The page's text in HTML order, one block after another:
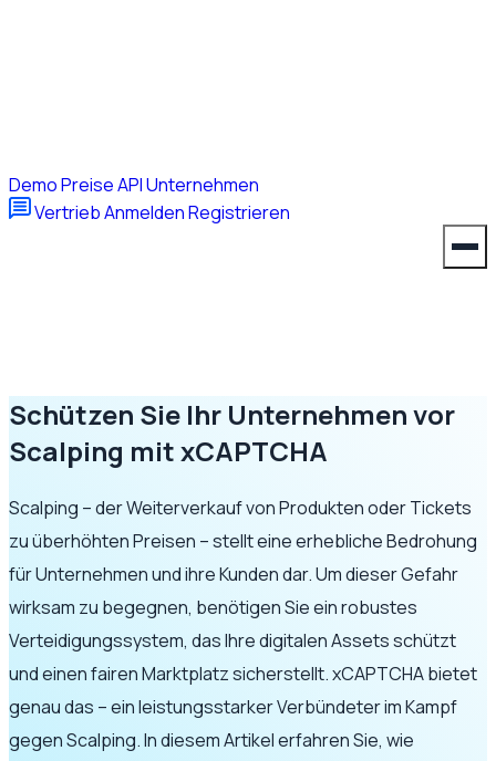
DemoPreiseAPIUnternehmen
VertriebAnmeldenRegistrieren
Schützen Sie Ihr Unternehmen vor
Scalping mit xCAPTCHA
Scalping – der Weiterverkauf von Produkten oder Tickets
zu überhöhten Preisen – stellt eine erhebliche Bedrohung
für Unternehmen und ihre Kunden dar. Um dieser Gefahr
wirksam zu begegnen, benötigen Sie ein robustes
Verteidigungssystem, das Ihre digitalen Assets schützt
und einen fairen Marktplatz sicherstellt. xCAPTCHA bietet
genau das – ein leistungsstarker Verbündeter im Kampf
gegen Scalping. In diesem Artikel erfahren Sie, wie